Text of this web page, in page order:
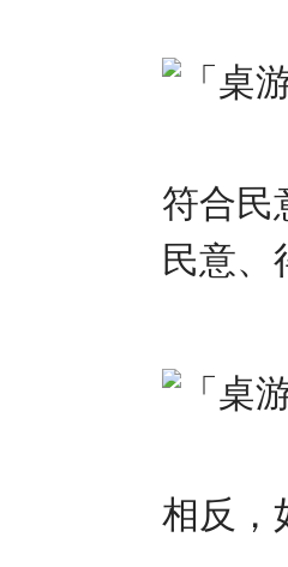
符合民
民意、
相反，